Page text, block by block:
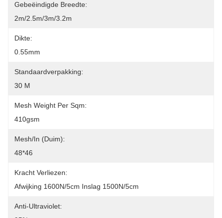
Gebeëindigde Breedte:
2m/2.5m/3m/3.2m
Dikte:
0.55mm
Standaardverpakking:
30 M
Mesh Weight Per Sqm:
410gsm
Mesh/In (Duim):
48*46
Kracht Verliezen:
Afwijking 1600N/5cm Inslag 1500N/5cm
Anti-Ultraviolet: